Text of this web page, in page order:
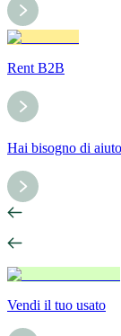
Rent B2B
Hai bisogno di
Vendi il tuo usato